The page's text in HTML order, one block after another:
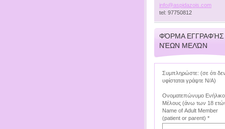
info@aspidazois. com
tel: 97750812
ΦΌΡΜΑ ΕΓΓΡΑΦΉΣ
ΝΈΩΝ ΜΕΛΏΝ
Συμπληρώστε: (σε ότι δεν
υφίσταται γράψτε Ν/Α)
Ονοματεπώνυμο
Μέλους (άνω των 18
Name of Adult Member
(patient or parent) *